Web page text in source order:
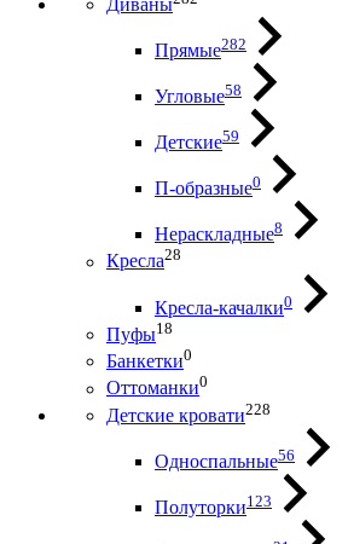
Диваны
Прямые282
Угловые58
Детские59
П-образные0
Нераскладные8
Кресла28
Кресла-качалки0
Пуфы18
Банкетки0
Оттоманки0
Детские кровати228
Односпальные56
Полуторки123